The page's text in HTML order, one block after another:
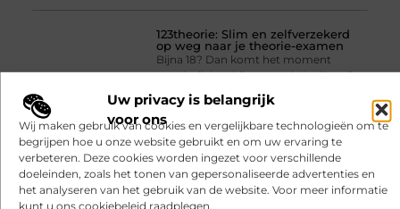
Uw privacy is belangrijk
voor ons
Wij maken gebruik van cookies en vergelijkbare technologieën om te
begrijpen hoe u onze website gebruikt en om uw ervaring te
verbeteren. Deze cookies worden ingezet voor verschillende
doeleinden, zoals het tonen van gepersonaliseerde advertenties en
het analyseren van het gebruik van de website. Voor meer informatie
kunt u ons cookiebeleid raadplegen.
123theorie: Slim en zelfverzekerd
op weg naar je theorie-examen
Bijna 18? Dan komt het moment
steeds dichterbij waarop je je rijbewijs
wilt halen. Voordat je achter het stuur
of op de motor mag stappen, moet je
eerst slagen voor het theorie-examen.
Veel jongeren zoeken